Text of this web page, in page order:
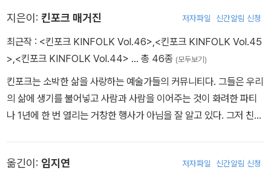
지은이: 킨포크 매거진 저자파일 신간알림 신청
최근작 : <킨포크 KINFOLK Vol.46>,<킨포크 KINFOLK Vol.45
>,<킨포크 KINFOLK Vol.44> … 총 46종 (모두보기)
킨포크는 소박한 삶을 사랑하는 예술가들의 커뮤니티다. 그들은 우리
의 삶에 생기를 불어넣고 사람과 사람을 이어주는 것이 화려한 파티
나 1년에 한 번 열리는 거창한 행사가 아님을 잘 알고 있다. 그저 친구
기는 그들만의 방식을 알리고자 잡지를 출간하게 되었다. 킨포크에
옮긴이: 임지연 저자파일 신간알림 신청